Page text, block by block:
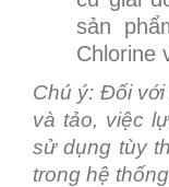
sản
Chlorine
Chú ý: Đối với
và tảo, việc
sử dụng tùy
trong hệ